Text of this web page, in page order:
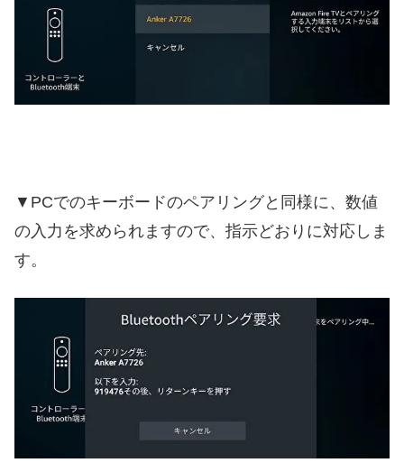
▼PCでのキーボードのペアリングと同様に、数値
の入力を求められますので、指示どおりに対応しま
す。